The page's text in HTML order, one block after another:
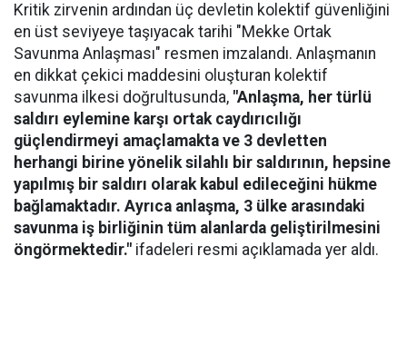
Kritik zirvenin ardından üç devletin kolektif güvenliğini
en üst seviyeye taşıyacak tarihi "Mekke Ortak
Savunma Anlaşması" resmen imzalandı. Anlaşmanın
en dikkat çekici maddesini oluşturan kolektif
savunma ilkesi doğrultusunda, "Anlaşma, her türlü
saldırı eylemine karşı ortak caydırıcılığı
güçlendirmeyi amaçlamakta ve 3 devletten
herhangi birine yönelik silahlı bir saldırının, hepsine
yapılmış bir saldırı olarak kabul edileceğini hükme
bağlamaktadır. Ayrıca anlaşma, 3 ülke arasındaki
savunma iş birliğinin tüm alanlarda geliştirilmesini
öngörmektedir." ifadeleri resmi açıklamada yer aldı.